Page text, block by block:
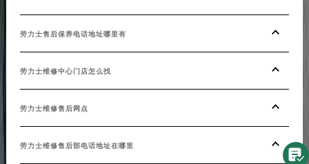
劳力士售后保养电话地址哪里有
劳力士维修中心门店怎么找
劳力士维修售后网点
劳力士维修售后部电话地址在哪里
